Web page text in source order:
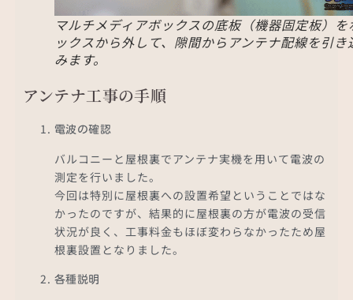
マルチメディアボックスの底板（機器固定板）を
ックスから外して、隙間からアンテナ配線を引き
みます。
アンテナ工事の手順
電波の確認
バルコニーと屋根裏でアンテナ実機を用いて電波の
測定を行いました。
今回は特別に屋根裏への設置希望ということではな
かったのですが、結果的に屋根裏の方が電波の受信
状況が良く、工事料金もほぼ変わらなかったため屋
根裏設置となりました。
各種説明